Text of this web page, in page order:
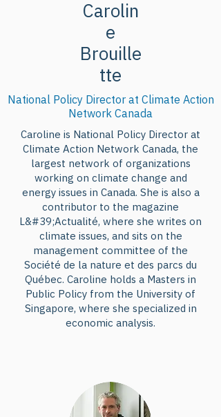
Carolin
e
Brouille
tte
National Policy Director at Climate Action
Network Canada
Caroline is National Policy Director at
Climate Action Network Canada, the
largest network of organizations
working on climate change and
energy issues in Canada. She is also a
contributor to the magazine
L&#39;Actualité, where she writes on
climate issues, and sits on the
management committee of the
Société de la nature et des parcs du
Québec. Caroline holds a Masters in
Public Policy from the University of
Singapore, where she specialized in
economic analysis.